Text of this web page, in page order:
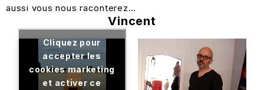
aussi vous nous raconterez…
Vincent
Cliquez pour
accepter les
cookies marketing
et activer ce